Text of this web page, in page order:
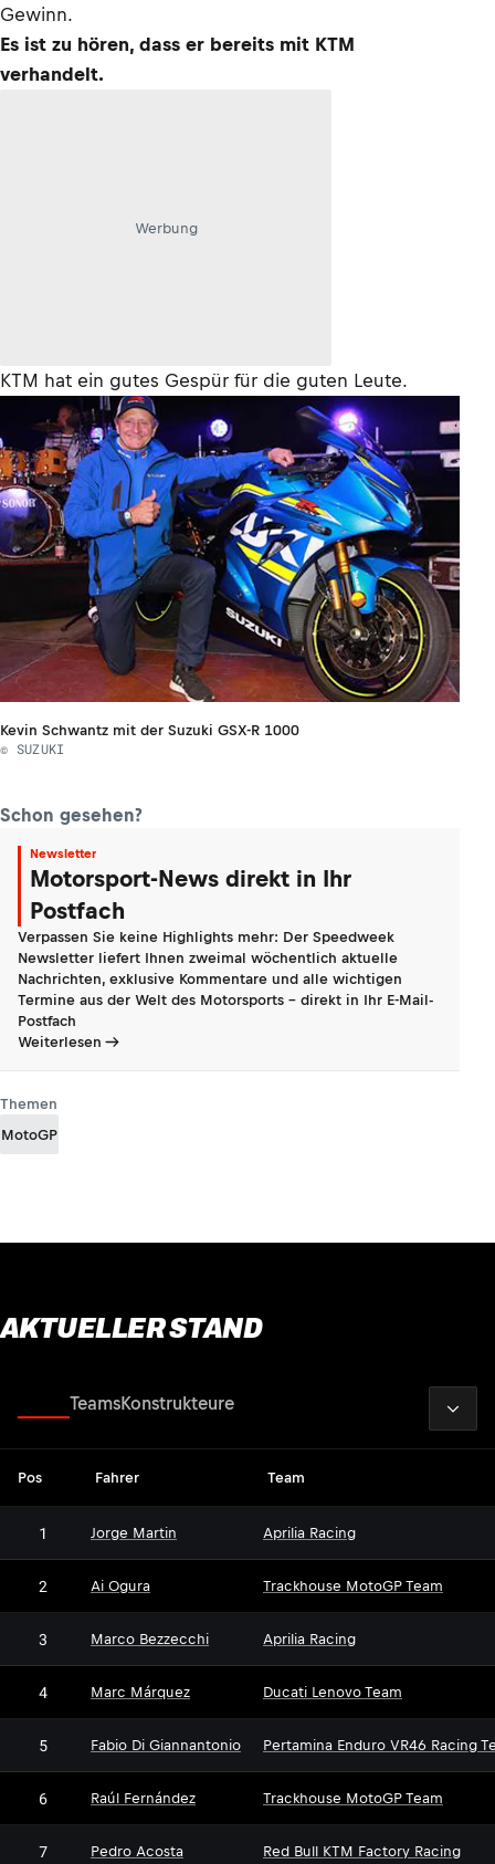
Gewinn.
Es ist zu hören, dass er bereits mit KTM
verhandelt.
Werbung
KTM hat ein gutes Gespür für die guten Leute.
Kevin Schwantz mit der Suzuki GSX-R 1000
© SUZUKI
Schon gesehen?
Newsletter
Motorsport-News direkt in Ihr
Postfach
Verpassen Sie keine Highlights mehr: Der Speedweek
Newsletter liefert Ihnen zweimal wöchentlich aktuelle
Nachrichten, exklusive Kommentare und alle wichtigen
Termine aus der Welt des Motorsports - direkt in Ihr E-Mail-
Postfach
Weiterlesen
Themen
MotoGP
AKTUELLER STAND
TeamsKonstrukteure
Pos Fahrer Team
1 Jorge Martin Aprilia Racing
2 Ai Ogura Trackhouse MotoGP Team
3 Marco Bezzecchi Aprilia Racing
4 Marc Márquez Ducati Lenovo Team
5 Fabio Di Giannantonio Pertamina Enduro VR46 Racing
6 Raúl Fernández Trackhouse MotoGP Team
7 Pedro Acosta Red Bull KTM Factory Racing